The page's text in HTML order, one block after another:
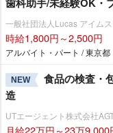
一般社団法人Lucas アイム
時給1,800円～2,500円
アルバイト・パート / 東京都
NEW
食品の検査・
造
UTエージェント株式会社
月給22万円～23万9,000